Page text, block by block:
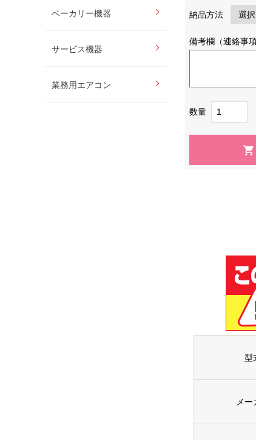
ベーカリー機器
サービス機器
業務用エアコン
納品方法
備考欄（連絡事
数量
型
メー